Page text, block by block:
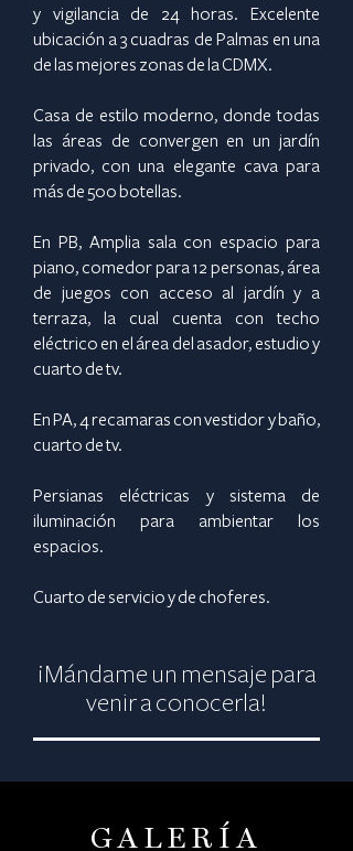
y vigilancia de 24 horas. Excelente
ubicación a 3 cuadras de Palmas en una
de las mejores zonas de la CDMX.
Casa de estilo moderno, donde todas
las áreas de convergen en un jardín
privado, con una elegante cava para
más de 500 botellas.
En PB, Amplia sala con espacio para
piano, comedor para 12 personas, área
de juegos con acceso al jardín y a
terraza, la cual cuenta con techo
eléctrico en el área del asador, estudio y
cuarto de tv.
En PA, 4 recamaras con vestidor y baño,
cuarto de tv.
Persianas eléctricas y sistema de
iluminación para ambientar los
espacios.
Cuarto de servicio y de choferes.
¡Mándame un mensaje para
venir a conocerla!
GALERÍA